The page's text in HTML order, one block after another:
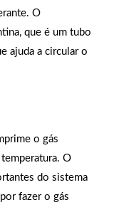
O
que é um tubo
ajuda a circular o
o gás
O
do sistema
fazer o gás